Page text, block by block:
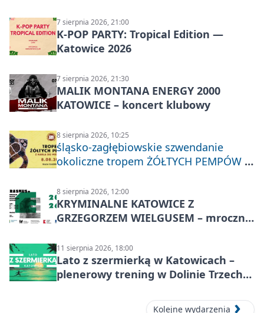
7 sierpnia 2026, 21:00
K-POP PARTY: Tropical Edition —
Katowice 2026
7 sierpnia 2026, 21:30
MALIK MONTANA ENERGY 2000
KATOWICE – koncert klubowy
8 sierpnia 2026, 10:25
śląsko-zagłębiowskie szwendanie
okoliczne tropem ŻÓŁTYCH PEMPÓW z
8 sierpnia 2026, 12:00
KRYMINALNE KATOWICE Z
GRZEGORZEM WIELGUSEM – mroczne
11 sierpnia 2026, 18:00
Lato z szermierką w Katowicach –
plenerowy trening w Dolinie Trzech
Kolejne wydarzenia